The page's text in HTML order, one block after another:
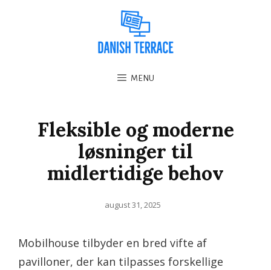
MENU
Fleksible og moderne
løsninger til
midlertidige behov
Posted
august 31, 2025
Mobilhouse tilbyder en bred vifte af
pavilloner, der kan tilpasses forskellige